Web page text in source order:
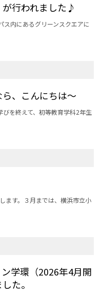
が行われました♪
内にあるグリーンスクエアに
、こんにちは〜
を終えて、初等教育学科2年生
ます。３月までは、横浜市立小
学環（2026年4月開
た。